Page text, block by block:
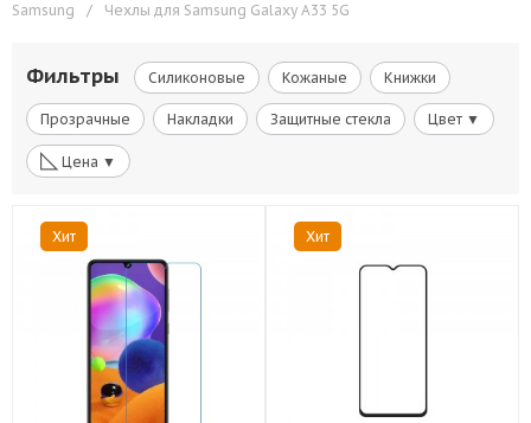
Samsung
/ Чехлы для Samsung Galaxy A33 5G
Фильтры Силиконовые Кожаные Книжки
Прозрачные Накладки Защитные стекла Цвет ▼
◺ Цена ▼
Хит Хит